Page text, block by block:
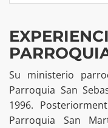
Su ministerio
Parroquia San
1996.
Parroquia San